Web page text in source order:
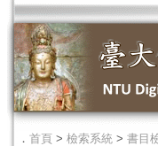
． 首頁 > 檢索系統 > 書目